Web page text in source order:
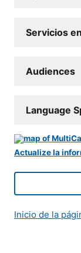
Servicios
Audiences
Language
Actualize la
Inicio de la